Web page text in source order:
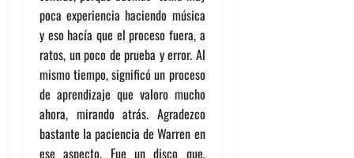
poca experiencia haciendo música
y eso hacía que el proceso fuera, a
ratos, un poco de prueba y error. Al
mismo tiempo, significó un proceso
de aprendizaje que valoro mucho
ahora, mirando atrás. Agradezco
bastante la paciencia de Warren en
ese aspecto. Fue un disco que,